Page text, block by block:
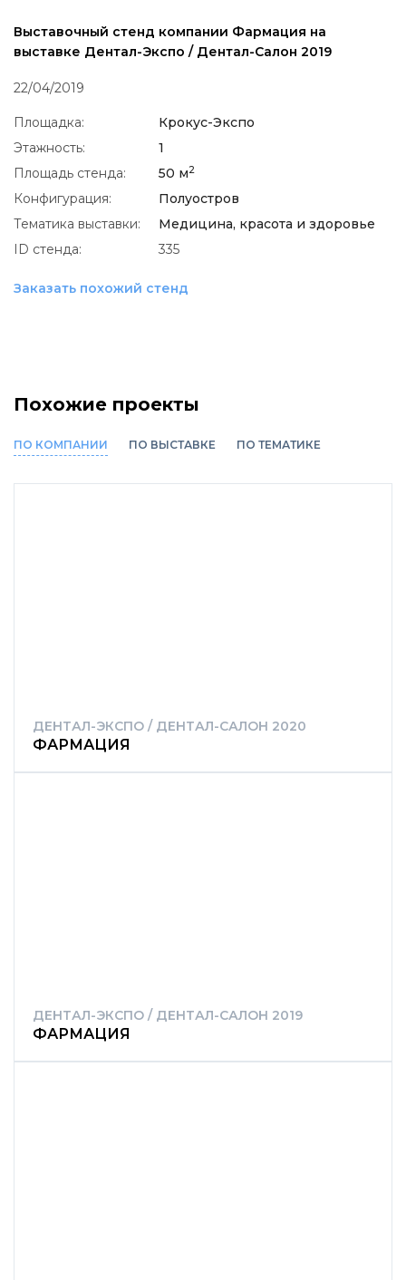
Выставочный стенд компании Фармация на
выставке Дентал-Экспо / Дентал-Салон 2019
22/04/2019
Площадка:
Крокус-Экспо
Этажность:
1
Площадь стенда:
50 м2
Конфигурация:
Полуостров
Тематика выставки:
Медицина, красота и здоровье
ID стенда:
335
Заказать похожий стенд
Похожие проекты
ПО КОМПАНИИ ПО ВЫСТАВКЕ ПО ТЕМАТИКЕ
ДЕНТАЛ-ЭКСПО / ДЕНТАЛ-САЛОН 2020
ФАРМАЦИЯ
ДЕНТАЛ-ЭКСПО / ДЕНТАЛ-САЛОН 2019
ФАРМАЦИЯ